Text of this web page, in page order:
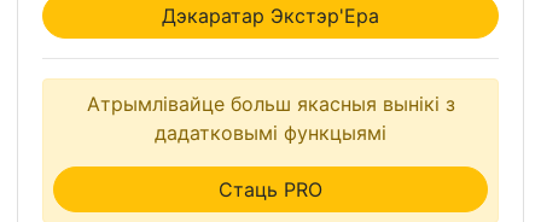
Дэкаратар Экстэр'Ера
Атрымлівайце больш якасныя вынікі з
дадатковымі функцыямі
Стаць PRO